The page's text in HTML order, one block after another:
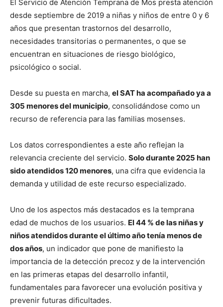
El Servicio de Atención Temprana de Mos presta atención
desde septiembre de 2019 a niñas y niños de entre 0 y 6
años que presentan trastornos del desarrollo,
necesidades transitorias o permanentes, o que se
encuentran en situaciones de riesgo biológico,
psicológico o social.
Desde su puesta en marcha, el SAT ha acompañado ya a
305 menores del municipio, consolidándose como un
recurso de referencia para las familias mosenses.
Los datos correspondientes a este año reflejan la
relevancia creciente del servicio. Solo durante 2025 han
sido atendidos 120 menores, una cifra que evidencia la
demanda y utilidad de este recurso especializado.
Uno de los aspectos más destacados es la temprana
edad de muchos de los usuarios. El 44 % de las niñas y
niños atendidos durante el último año tenía menos de
dos años, un indicador que pone de manifiesto la
importancia de la detección precoz y de la intervención
en las primeras etapas del desarrollo infantil,
fundamentales para favorecer una evolución positiva y
prevenir futuras dificultades.